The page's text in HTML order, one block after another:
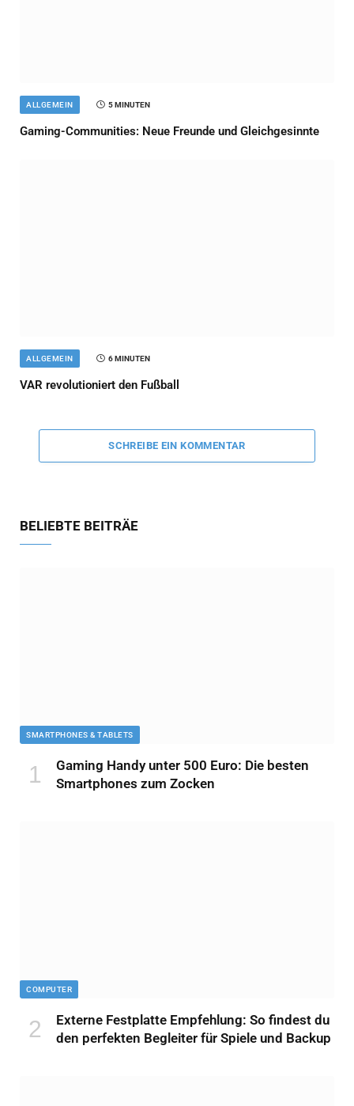
ALLGEMEIN 5 MINUTEN
Gaming-Communities: Neue Freunde und Gleichgesinnte
ALLGEMEIN 6 MINUTEN
VAR revolutioniert den Fußball
SCHREIBE EIN KOMMENTAR
BELIEBTE BEITRÄE
SMARTPHONES & TABLETS
Gaming Handy unter 500 Euro: Die besten
Smartphones zum Zocken
COMPUTER
Externe Festplatte Empfehlung: So findest du
den perfekten Begleiter für Spiele und Backup